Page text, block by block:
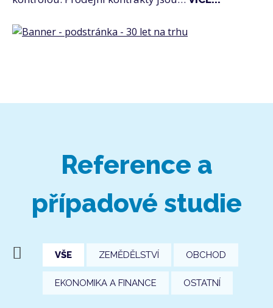
Reference a
případové studie
VŠE ZEMĚDĚLSTVÍ OBCHOD
EKONOMIKA A FINANCE OSTATNÍ